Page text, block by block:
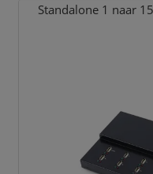
Standalone 1 naar